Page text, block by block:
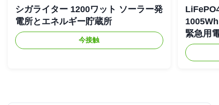
シガライター 1200ワット ソーラー発
電所とエネルギー貯蔵所
今接触
緊急用